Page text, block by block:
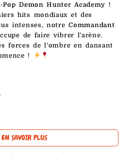
Pop Demon Hunter Academy !
hits mondiaux et des
intenses, notreCommandant
de faire vibrer l’arène.
forces de l’ombre en dansant
!
EN SAVOIR PLUS